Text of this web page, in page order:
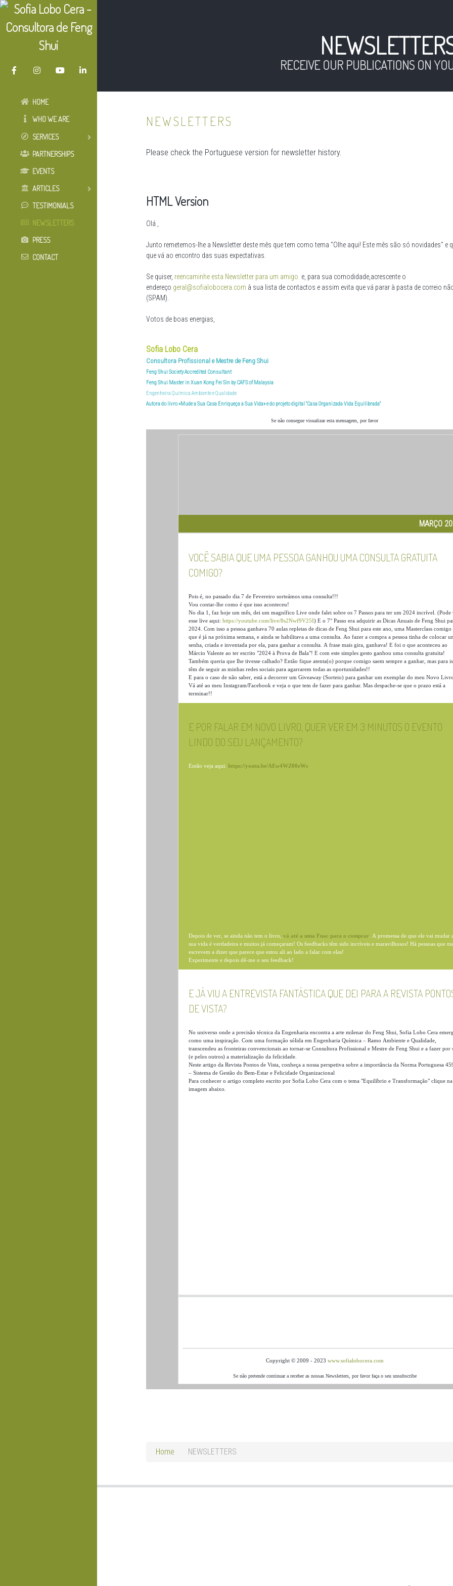
RECEIVE OUR PUBLICATIONS ON
NEWSLETTERS
Please check the Portuguese version for newsletter history.
HTML Version
Olá ,
Junto remetemos-lhe a Newsletter deste mês que tem como tema "Olhe aqui! Este mês são só novidades" e
que vá ao encontro das suas expectativas.
Se quiser, reencaminhe esta Newsletter para um amigo. e, para sua comodidade,acrescente o
endereço geral@sofialobocera.com à sua lista de contactos e assim evita que vá parar à pasta de correio
(SPAM).
Votos de boas energias,
Sofia Lobo Cera
Consultora Profissional e Mestre de Feng Shui
Feng Shui Society Accredited Consultant
Feng Shui Master in Xuan Kong Fei Sin by CAFS of Malaysia
Engenheira Química Ambiente e Qualidade
Autora do livro «Mude a Sua Casa Enriqueça a Sua Vida» e do projeto digital "Casa Organizada Vida Equilibrada"
Se não consegue visualizar esta mensagem, por favor
MARÇO
VOCÊ SABIA QUE UMA PESSOA GANHOU UMA CONSULTA GRATUITA
COMIGO?
Pois é, no passado dia 7 de Fevereiro sorteámos uma consulta!!!
Vou contar-lhe como é que isso aconteceu!
No dia 1, faz hoje um mês, dei um magnífico Live onde falei sobre os 7 Passos para ter um 2024 incrível. (Pode
esse live aqui: https://youtube.com/live/8s2Nwf9V25I) E o 7° Passo era adquirir as Dicas Anuais de Feng Shui
2024. Com isso a pessoa ganhava 70 aulas repletas de dicas de Feng Shui para este ano, uma Masterclass comigo
que é já na próxima semana, e ainda se habilitava a uma consulta. Ao fazer a compra a pessoa tinha de colocar
senha, criada e inventada por ela, para ganhar a consulta. A frase mais gira, ganhava! E foi o que aconteceu ao
Márcio Valente ao ter escrito "2024 à Prova de Bala"! E com este simples gesto ganhou uma consulta gratuita!
Também queria que lhe tivesse calhado? Então fique atenta(o) porque comigo saem sempre a ganhar, mas para
têm de seguir as minhas redes sociais para agarrarem todas as oportunidades!!
E para o caso de não saber, está a decorrer um Giveaway (Sorteio) para ganhar um exemplar do meu Novo
Vá até ao meu Instagram/Facebook e veja o que tem de fazer para ganhar. Mas despache-se que o prazo está a
terminar!!
E POR FALAR EM NOVO LIVRO, QUER VER EM 3 MINUTOS O EVENTO
LINDO DO SEU LANÇAMENTO?
Então veja aqui: https://youtu.be/AEw4WZ00eWs
Depois de ver, se ainda não tem o livro, vá até a uma Fnac para o comprar . A promessa de que ele vai mudar a
sua vida é verdadeira e muitos já começaram! Os feedbacks têm sido incríveis e maravilhosos! Há pessoas que
escrevem a dizer que parece que estou ali ao lado a falar com elas!
Experimente e depois dê-me o seu feedback!
E JÁ VIU A ENTREVISTA FANTÁSTICA QUE DEI PARA A REVISTA
DE VISTA?
No universo onde a precisão técnica da Engenharia encontra a arte milenar do Feng Shui, Sofia Lobo Cera
como uma inspiração. Com uma formação sólida em Engenharia Química – Ramo Ambiente e Qualidade,
transcendeu as fronteiras convencionais ao tornar-se Consultora Profissional e Mestre de Feng Shui e a fazer por
(e pelos outros) a materialização da felicidade.
Neste artigo da Revista Pontos de Vista, conheça a nossa perspetiva sobre a importância da Norma Portuguesa
– Sistema de Gestão do Bem-Estar e Felicidade Organizacional
Para conhecer o artigo completo escrito por Sofia Lobo Cera com o tema "Equilíbrio e Transformação" clique na
imagem abaixo.
Copyright © 2009 - 2023 www.sofialobocera.com
Se não pretende continuar a receber as nossas Newsletters, por favor faça o seu unsubscribe
Home NEWSLETTERS
HOME
WHO WE ARE
SERVICES
PARTNERSHIPS
EVENTS
ARTICLES
TESTIMONIALS
NEWSLETTERS
PRESS
CONTACT